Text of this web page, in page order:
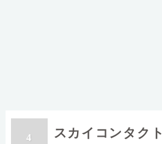
4 スカイコンタクト